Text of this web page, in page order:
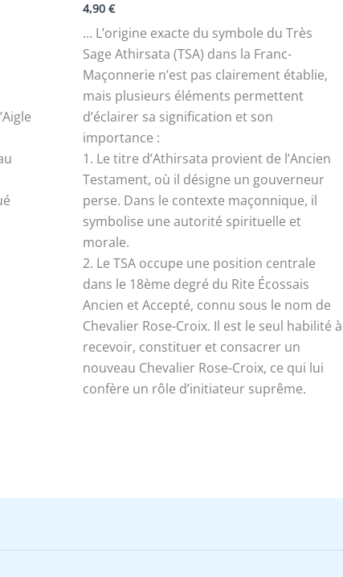
4,90€
… L’origine exacte du symbole du Très
Sage Athirsata (TSA) dans la Franc-
Maçonnerie n’est pas clairement établie,
mais plusieurs éléments permettent
d’éclairer sa signification et son
importance :
1. Le titre d’Athirsata provient de l’Ancien
Testament, où il désigne un gouverneur
perse. Dans le contexte maçonnique, il
symbolise une autorité spirituelle et
morale.
2. Le TSA occupe une position centrale
dans le 18ème degré du Rite Écossais
Ancien et Accepté, connu sous le nom de
Chevalier Rose-Croix. Il est le seul habilité à
recevoir, constituer et consacrer un
nouveau Chevalier Rose-Croix, ce qui lui
confère un rôle d’initiateur suprême.